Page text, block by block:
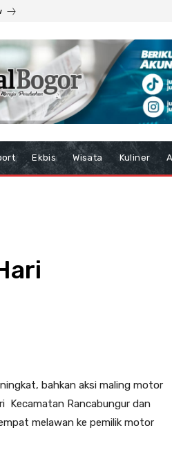
Ekbis Wisata Kuliner
bahkan aksi maling motor
Kecamatan Rancabungur dan
melawan ke pemilik motor